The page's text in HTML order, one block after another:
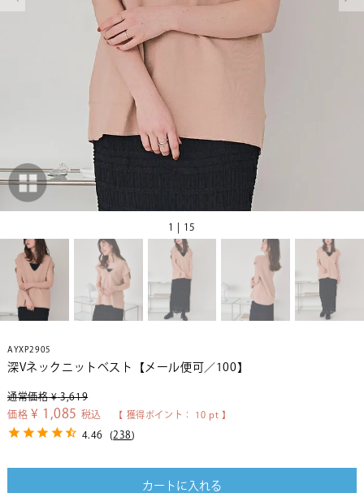
1 | 15
AYXP2905
深Vネックニットベスト【メール便可／100】
通常価格 ¥ 3,619
価格 ¥ 1,085 税込 【 獲得ポイント： 10 pt 】
4.46 (238)
カートに入れる